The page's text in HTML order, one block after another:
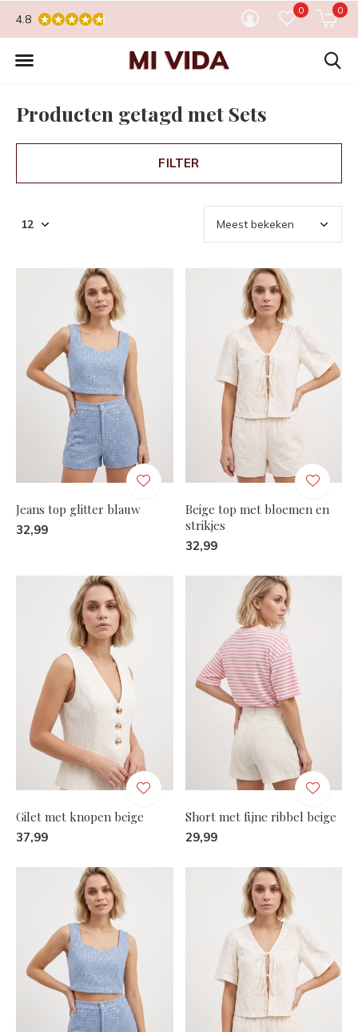
0 0
4.8
Producten getagd met Sets
FILTER
Jeans top glitter blauw
32,99
Beige top met bloemen en
strikjes
32,99
Gilet met knopen beige
37,99
Short met fijne ribbel beige
29,99